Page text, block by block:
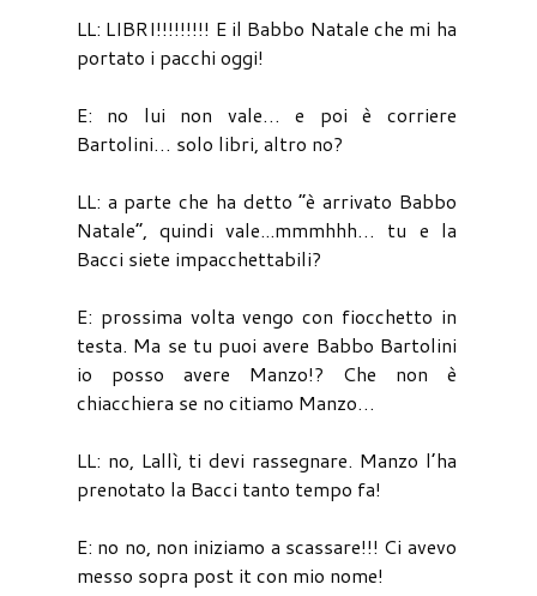
LL: LIBRI!!!!!!!!! E il Babbo Natale che mi ha
portato i pacchi oggi!
E: no lui non vale… e poi è corriere
Bartolini… solo libri, altro no?
LL: a parte che ha detto “è arrivato Babbo
Natale”, quindi vale...mmmhhh… tu e la
Bacci siete impacchettabili?
E: prossima volta vengo con fiocchetto in
testa. Ma se tu puoi avere Babbo Bartolini
io posso avere Manzo!? Che non è
chiacchiera se no citiamo Manzo…
LL: no, Lallì, ti devi rassegnare. Manzo l’ha
prenotato la Bacci tanto tempo fa!
E: no no, non iniziamo a scassare!!! Ci avevo
messo sopra post it con mio nome!